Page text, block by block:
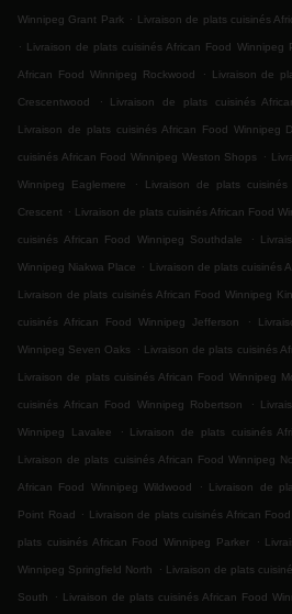
Winnipeg Grant Park . Livraison de plats cuisinés
. Livraison de plats cuisinés African Food Winnipeg
African Food Winnipeg Rockwood . Livraison de
Crescentwood . Livraison de plats cuisinés
Livraison de plats cuisinés African Food Winnipeg
cuisinés African Food Winnipeg Weston Shops .
Winnipeg Eaglemere . Livraison de plats
Crescent . Livraison de plats cuisinés African Food
cuisinés African Food Winnipeg Southdale .
Winnipeg Niakwa Place . Livraison de plats cuisinés
Livraison de plats cuisinés African Food Winnipeg
cuisinés African Food Winnipeg Jefferson .
Winnipeg Seven Oaks . Livraison de plats cuisinés
Livraison de plats cuisinés African Food Winnipeg
cuisinés African Food Winnipeg Robertson .
Winnipeg Lavalee . Livraison de plats cuisinés
Livraison de plats cuisinés African Food Winnipeg
African Food Winnipeg Wildwood . Livraison de
Point Road . Livraison de plats cuisinés African
plats cuisinés African Food Winnipeg Parker .
Winnipeg Springfield North . Livraison de plats
South . Livraison de plats cuisinés African Food